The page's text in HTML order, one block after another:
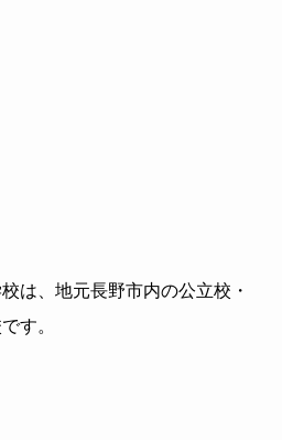
は、地元長野市内の公立校・
す。